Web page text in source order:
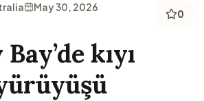
May 30, 2026
0
kıyı